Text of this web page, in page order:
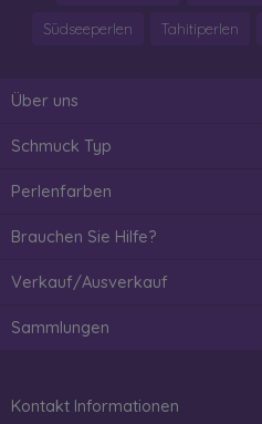
Südseeperlen Tahitiperlen
Über uns
Schmuck Typ
Perlenfarben
Brauchen Sie Hilfe?
Verkauf/Ausverkauf
Sammlungen
Kontakt Informationen